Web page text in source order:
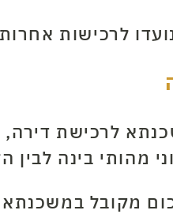
לרכישות
לרכישת
מהותי בינה לבין
מקובל במשכנתא